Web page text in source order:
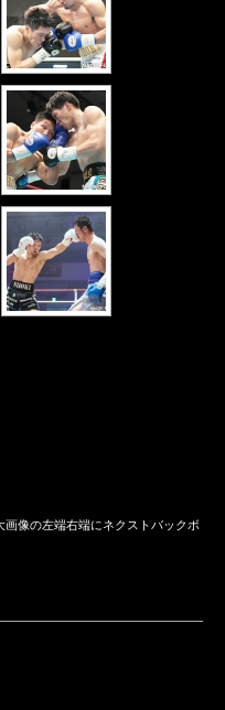
像の左端右端にネクストバックボ